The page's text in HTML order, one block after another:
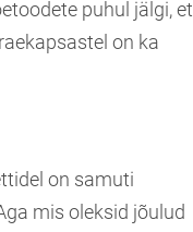
puhul jälgi, et
on ka
on samuti
mis oleksid jõulud